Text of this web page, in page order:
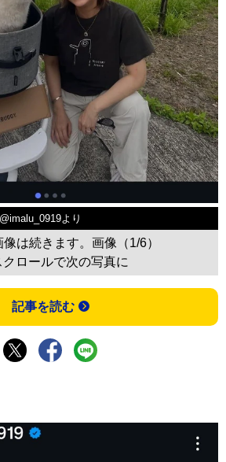
より
像は続きます。画像（1/6）
クロールで次の写真に
記事を読む